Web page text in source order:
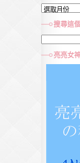
文
彙
集
搜尋這
關
亮亮女